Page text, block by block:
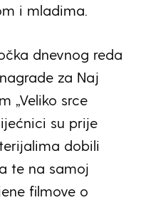
i mladima.
dnevnog reda
za Naj
„Veliko srce
su prije
dobili
te na samoj
filmove o